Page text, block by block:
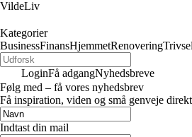
VildeLiv
Kategorier
BusinessFinansHjemmetRenoveringTrivsel
LoginFå adgangNyhedsbreve
Følg med – få vores nyhedsbrev
Få inspiration, viden og små genveje
Indtast din mail